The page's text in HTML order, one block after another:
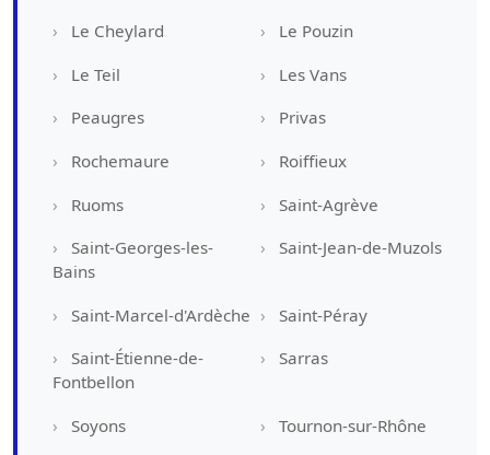
Le Cheylard
Le Pouzin
Le Teil
Les Vans
Peaugres
Privas
Rochemaure
Roiffieux
Ruoms
Saint-Agrève
Saint-Georges-les-
Bains
Saint-Jean-de-Muzols
Saint-Marcel-d'Ardèche
Saint-Péray
Saint-Étienne-de-
Fontbellon
Sarras
Soyons
Tournon-sur-Rhône